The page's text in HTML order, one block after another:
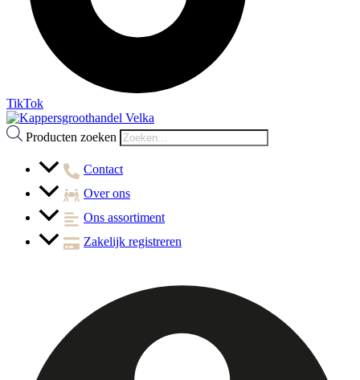
TikTok
Producten zoeken
Contact
Over ons
Ons assortiment
Zakelijk registreren